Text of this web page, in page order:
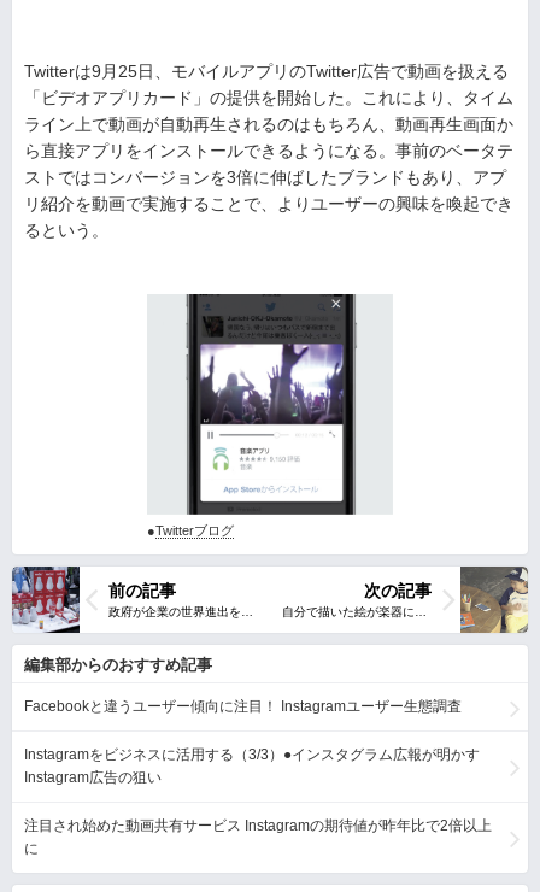
Twitterは9月25日、モバイルアプリのTwitter広告で動画を扱える
「ビデオアプリカード」の提供を開始した。これにより、タイム
ライン上で動画が自動再生されるのはもちろん、動画再生画面か
ら直接アプリをインストールできるようになる。事前のベータテ
ストではコンバージョンを3倍に伸ばしたブランドもあり、アプ
リ紹介を動画で実施することで、よりユーザーの興味を喚起でき
るという。
●Twitterブログ
次の記事
前の記事
編集部からのおすすめ記事
Facebookと違うユーザー傾向に注目！ Instagramユーザー生態調査
Instagramをビジネスに活用する（3/3）●インスタグラム広報が明かす
Instagram広告の狙い
注目され始めた動画共有サービス Instagramの期待値が昨年比で2倍以上
に